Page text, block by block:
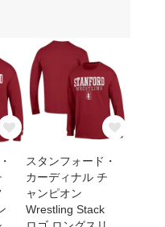
スタンフォード・
カーディナル チ
ャンピオン
Wrestling Stack